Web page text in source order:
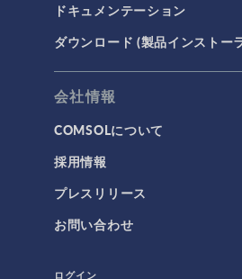
ドキュメンテーション
ダウンロード (製品インストー
会社情報
COMSOLについて
採用情報
プレスリリース
お問い合わせ
ログイン